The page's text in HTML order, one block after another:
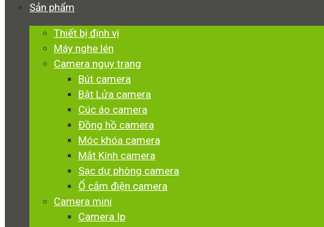
Sản phẩm
Thiết bị định vị
Máy nghe lén
Camera ngụy trang
Bút camera
Bật Lửa camera
Cúc áo camera
Đồng hồ camera
Móc khóa camera
Mắt Kính camera
Sạc dự phòng camera
Ổ cắm điện camera
Camera mini
Camera Ip